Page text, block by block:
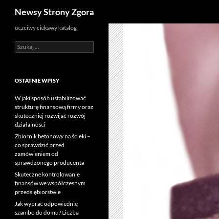
Newsy Strony Zgora
uczciwy ciekawy katalog
Szukaj:
OSTATNIE WPISY
W jaki sposób ustabilizować
strukturę finansową firmy oraz
skuteczniej rozwijać rozwój
działalności
Zbiornik betonowy na ścieki –
co sprawdzić przed
zamówieniem od
sprawdzonego producenta
Skuteczne kontrolowanie
finansów we współczesnym
przedsiębiorstwie
Jak wybrać odpowiednie
szambo do domu? Liczba